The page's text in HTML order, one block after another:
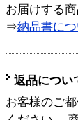
お届けする
⇒納品書に
返品につい
お客様のご